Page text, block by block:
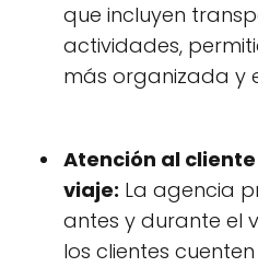
que incluyen
actividades,
más organizada y
Atención al
viaje: La agencia
antes y durante el
los clientes